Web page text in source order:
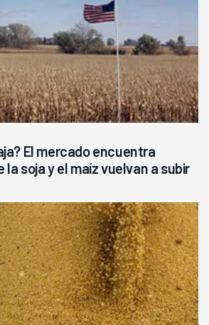
El mercado encuentra
la soja y el maíz vuelvan a subir